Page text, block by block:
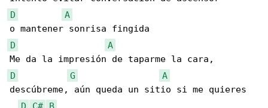
D
A
D
A
D
G
A
descúbreme, aún queda un sitio si me quieres